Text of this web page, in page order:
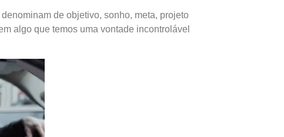
de objetivo, sonho, meta, projeto
algo que temos uma vontade incontrolável